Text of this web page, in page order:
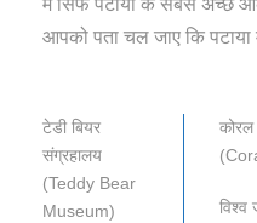
आपको पता चल जाए कि पटाया
टेडी बियर
संग्रहालय
(Teddy Bear
Museum)
कोरल
विश्व